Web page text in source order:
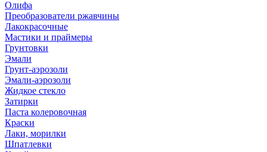
Олифа
Преобразователи ржавчины
Лакокрасочные
Мастики и праймеры
Грунтовки
Эмали
Грунт-аэрозоли
Эмали-аэрозоли
Жидкое стекло
Затирки
Паста колеровочная
Краски
Лаки, морилки
Шпатлевки